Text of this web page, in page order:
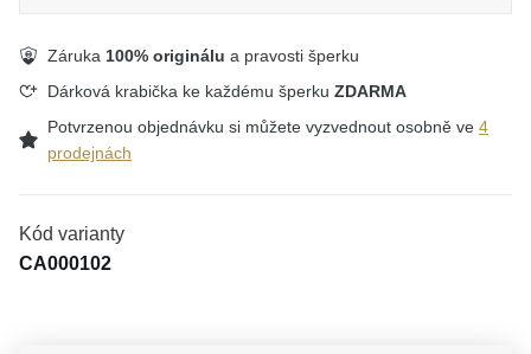
Záruka 100% originálu a pravosti šperku
Dárková krabička ke každému šperku ZDARMA
Potvrzenou objednávku si můžete vyzvednout osobně ve 4
prodejnách
Kód varianty
CA000102